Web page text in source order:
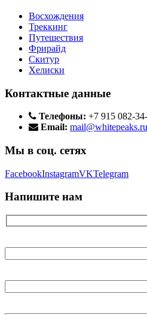
Восхождения
Треккинг
Путешествия
Фрирайд
Скитур
Хелиски
Контактные данные
Телефоны: +7 915 082-
Email: mail@whitepeaks.ru
Мы в соц. сетях
FacebookInstagramVKTelegram
Напишите нам